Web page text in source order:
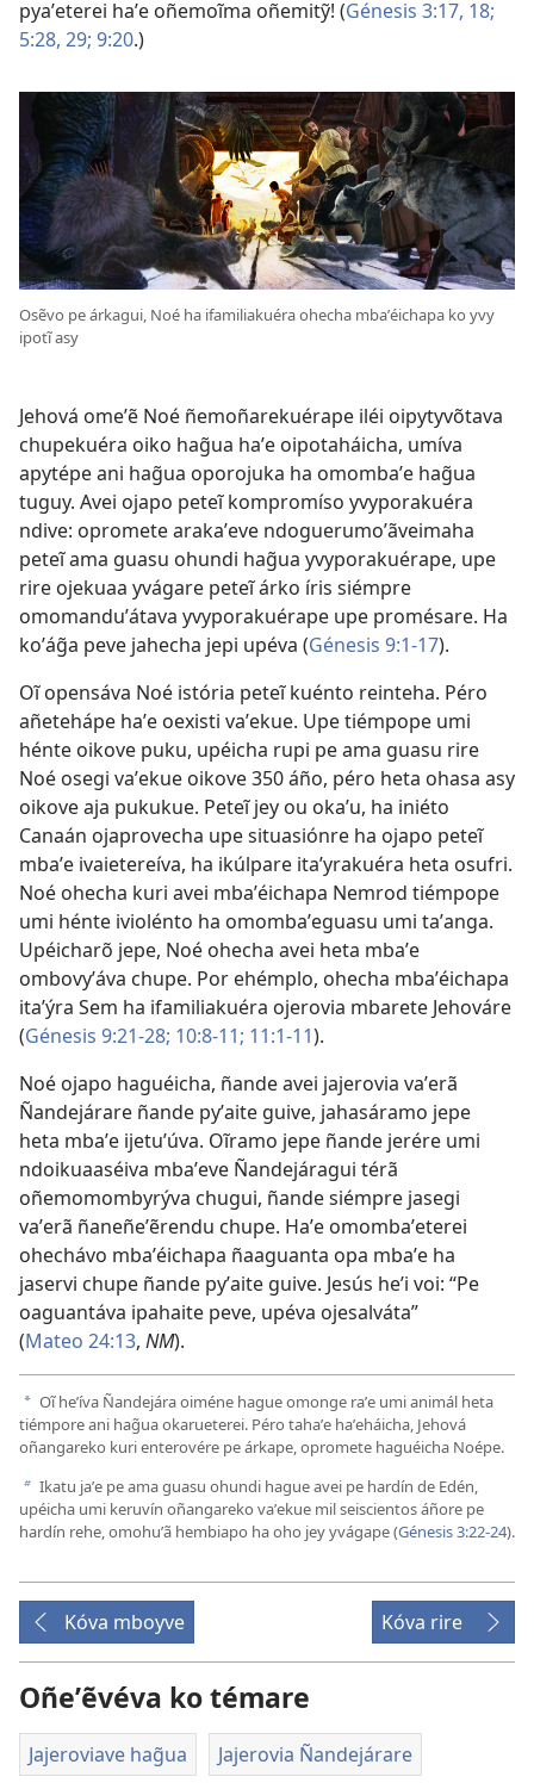
pyaʼeterei haʼe oñemoĩma oñemitỹ! (Génesis 3:17, 18;
5:28, 29; 9:20.)
Osẽvo pe árkagui, Noé ha ifamiliakuéra ohecha mbaʼéichapa ko yvy
ipotĩ asy
Jehová omeʼẽ Noé ñemoñarekuérape iléi oipytyvõtava
chupekuéra oiko hag̃ua haʼe oipotaháicha, umíva
apytépe ani hag̃ua oporojuka ha omombaʼe hag̃ua
tuguy. Avei ojapo peteĩ kompromíso yvyporakuéra
ndive: opromete arakaʼeve ndoguerumoʼãveimaha
peteĩ ama guasu ohundi hag̃ua yvyporakuérape, upe
rire ojekuaa yvágare peteĩ árko íris siémpre
omomanduʼátava yvyporakuérape upe promésare. Ha
koʼág̃a peve jahecha jepi upéva (Génesis 9:1-17).
Oĩ opensáva Noé istória peteĩ kuénto reinteha. Péro
añetehápe haʼe oexisti vaʼekue. Upe tiémpope umi
hénte oikove puku, upéicha rupi pe ama guasu rire
Noé osegi vaʼekue oikove 350 áño, péro heta ohasa asy
oikove aja pukukue. Peteĩ jey ou okaʼu, ha iniéto
Canaán ojaprovecha upe situasiónre ha ojapo peteĩ
mbaʼe ivaietereíva, ha ikúlpare itaʼyrakuéra heta osufri.
Noé ohecha kuri avei mbaʼéichapa Nemrod tiémpope
umi hénte iviolénto ha omombaʼeguasu umi taʼanga.
Upéicharõ jepe, Noé ohecha avei heta mbaʼe
ombovyʼáva chupe. Por ehémplo, ohecha mbaʼéichapa
itaʼýra Sem ha ifamiliakuéra ojerovia mbarete Jehováre
(Génesis 9:21-28; 10:8-11; 11:1-11).
Noé ojapo haguéicha, ñande avei jajerovia vaʼerã
Ñandejárare ñande pyʼaite guive, jahasáramo jepe
heta mbaʼe ijetuʼúva. Oĩramo jepe ñande jerére umi
ndoikuaaséiva mbaʼeve Ñandejáragui térã
oñemomombyrýva chugui, ñande siémpre jasegi
vaʼerã ñaneñeʼẽrendu chupe. Haʼe omombaʼeterei
ohechávo mbaʼéichapa ñaaguanta opa mbaʼe ha
jaservi chupe ñande pyʼaite guive. Jesús heʼi voi: “Pe
oaguantáva ipahaite peve, upéva ojesalváta”
(Mateo 24:13, NM).
a Oĩ heʼíva Ñandejára oiméne hague omonge raʼe umi animál heta
tiémpore ani hag̃ua okarueterei. Péro tahaʼe haʼeháicha, Jehová
oñangareko kuri enterovére pe árkape, opromete haguéicha Noépe.
b Ikatu jaʼe pe ama guasu ohundi hague avei pe hardín de Edén,
upéicha umi keruvín oñangareko vaʼekue mil seiscientos áñore pe
hardín rehe, omohuʼã hembiapo ha oho jey yvágape (Génesis 3:22-24).
Kóva mboyve Kóva rire
Oñeʼẽvéva ko témare
Jajeroviave hag̃ua Jajerovia Ñandejárare